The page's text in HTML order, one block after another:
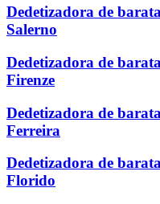
Dedetizadora de
Salerno
Dedetizadora de
Firenze
Dedetizadora de
Ferreira
Dedetizadora de
Florido